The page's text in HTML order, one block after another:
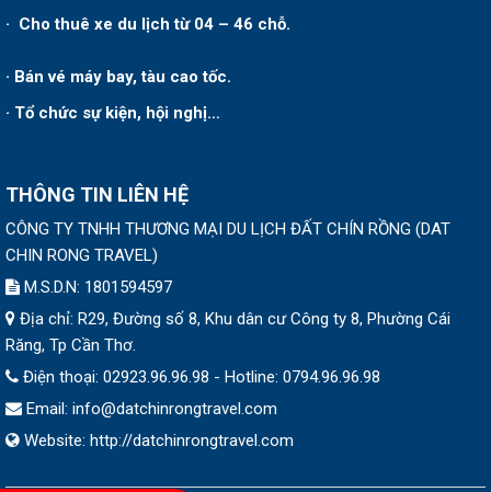
· Cho thuê xe du lịch từ 04 – 46 chỗ.
· Bán vé máy bay, tàu cao tốc.
· Tổ chức sự kiện, hội nghị…
THÔNG TIN LIÊN HỆ
CÔNG TY TNHH THƯƠNG MẠI DU LỊCH ĐẤT CHÍN RỒNG (DAT
CHIN RONG TRAVEL)
M.S.D.N: 1801594597
Địa chỉ: R29, Đường số 8, Khu dân cư Công ty 8, Phường Cái
Răng, Tp Cần Thơ.
Điện thoại: 02923.96.96.98 - Hotline: 0794.96.96.98
Email: info@datchinrongtravel.com
Website: http://datchinrongtravel.com